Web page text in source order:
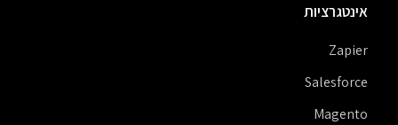
אינטגרציות
Zapier
Salesforce
Magento